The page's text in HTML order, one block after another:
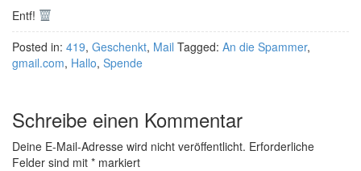
Entf!
Posted in: 419, Geschenkt, Mail Tagged: An die Spammer,
gmail.com, Hallo, Spende
Schreibe einen Kommentar
Deine E-Mail-Adresse wird nicht veröffentlicht. Erforderliche
Felder sind mit * markiert